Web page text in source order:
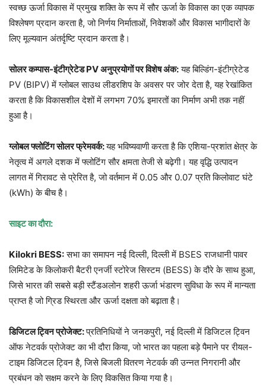
स्वच्छ ऊर्जा विकास में प्रमुख शक्ति के रूप में सौर ऊर्जा के विकास का एक व्यापक
विश्लेषण प्रदान करता है, जो निर्णय निर्माताओं, निवेशकों और विकास भागीदारों के
लिए मूल्यवान अंतर्दृष्टि प्रदान करता है।
सोलर कम्पास-इंटीग्रेटेड PV अनुप्रयोगों पर विशेष अंक:यह बिल्डिंग-इंटीग्रेटेड
PV (BIPV) में ग्लोबल साउथ लीडरशिप के अवसर पर जोर देता है, यह रेखांकित
करता है कि विकासशील देशों में लगभग 70% इमारतों का निर्माण अभी तक नहीं
हुआ है।
ग्लोबल फ्लोटिंग सोलर फ्रेमवर्क:यह भविष्यवाणी करता है कि एशिया-प्रशांत क्षेत्र के
नेतृत्व में अगले दशक में फ्लोटिंग सौर क्षमता तेजी से बढ़ेगी। यह वृद्धि उत्पादन
लागत में गिरावट से प्रेरित है, जो वर्तमान में 0.05 और 0.07 प्रति किलोवाट घंटे
(kWh) के बीच है।
साइट का दौरा:
Kilokri BESS:सभा का समापन नई दिल्ली, दिल्ली में BSES राजधानी पावर
लिमिटेड के किलोकरी बैटरी एनर्जी स्टोरेज सिस्टम (BESS) के दौरे के साथ हुआ,
जिसे भारत की सबसे बड़ी स्टैंडअलोन शहरी ऊर्जा भंडारण सुविधा के रूप में मान्यता
प्राप्त है जो ग्रिड स्थिरता और ऊर्जा दक्षता को बढ़ाता है।
डिजिटल ट्विन प्रोजेक्ट:प्रतिनिधियों ने जनकपुरी, नई दिल्ली में डिजिटल ट्विन
ऑफ नेटवर्क प्रोजेक्ट का भी दौरा किया, जो भारत का पहला बड़े पैमाने पर रीयल-
टाइम डिजिटल ट्विन है, जिसे बिजली वितरण नेटवर्क की उन्नत निगरानी और
प्रबंधन को सक्षम करने के लिए विकसित किया गया है।